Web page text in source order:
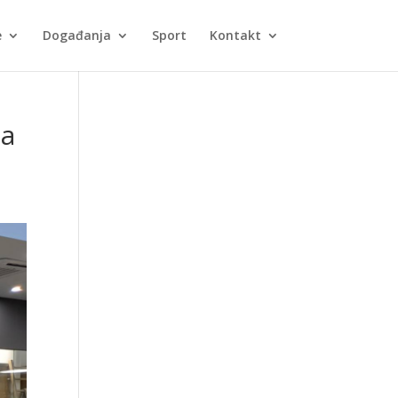
Događanja Sport Kontakt